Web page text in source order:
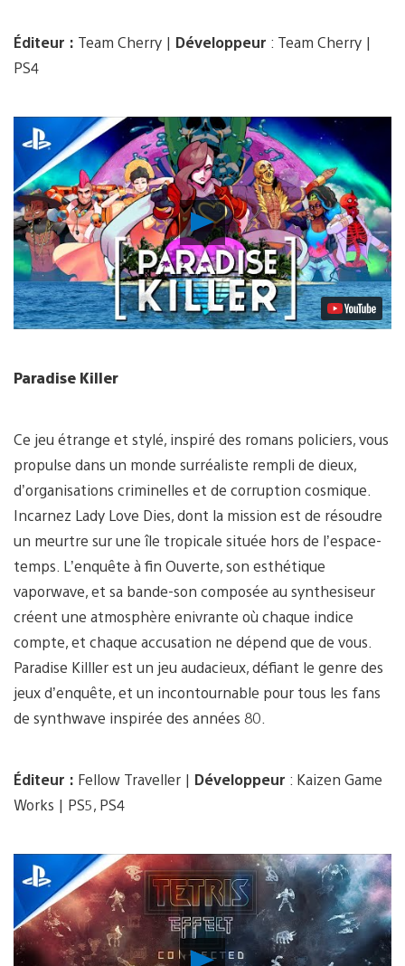
Éditeur : Team Cherry | Développeur : Team Cherry |
PS4
Lancer
la
vidéo
Paradise Killer
Ce jeu étrange et stylé, inspiré des romans policiers, vous
propulse dans un monde surréaliste rempli de dieux,
d’organisations criminelles et de corruption cosmique.
Incarnez Lady Love Dies, dont la mission est de résoudre
un meurtre sur une île tropicale située hors de l’espace-
temps. L’enquête à fin Ouverte, son esthétique
vaporwave, et sa bande-son composée au synthesiseur
créent une atmosphère enivrante où chaque indice
compte, et chaque accusation ne dépend que de vous.
Paradise Killler est un jeu audacieux, défiant le genre des
jeux d’enquête, et un incontournable pour tous les fans
de synthwave inspirée des années 80.
Éditeur : Fellow Traveller | Développeur : Kaizen Game
Works | PS5, PS4
Lancer